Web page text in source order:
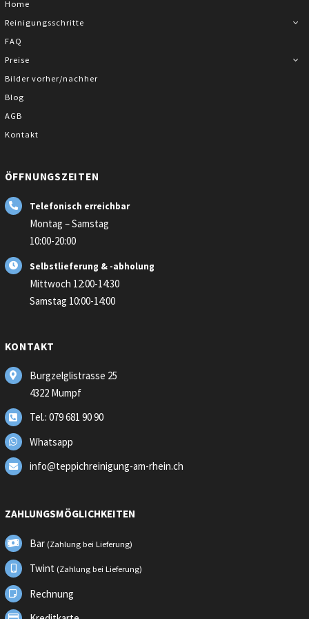
Home
Reinigungsschritte
FAQ
Preise
Bilder vorher/nachher
Blog
AGB
Kontakt
ÖFFNUNGSZEITEN
Telefonisch erreichbar
Montag – Samstag
10:00-20:00
Selbstlieferung & -abholung
Mittwoch 12:00-14:30
Samstag 10:00-14:00
KONTAKT
Burgzelglistrasse 25
4322 Mumpf
Tel.: 079 681 90 90
Whatsapp
info@teppichreinigung-am-rhein.ch
ZAHLUNGSMÖGLICHKEITEN
Bar (Zahlung bei Lieferung)
Twint (Zahlung bei Lieferung)
Rechnung